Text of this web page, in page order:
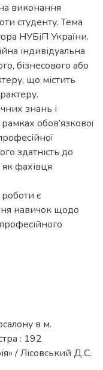
виконання
студенту. Тема
НУБіП України.
індивідуальна
бізнесового або
що містить
знань і
обов’язкової
здатність до
як фахівця
є
навичок щодо
в м.
: 192
/ Лісовський Д.С.